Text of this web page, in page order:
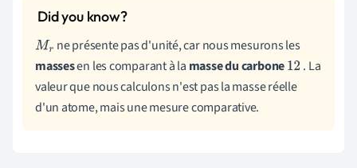
Mr ne présente pas d'unité, car nous mesurons les
massesen les comparant à la masse du carbone12 . La
valeur que nous calculons n'est pas la masse réelle
d'un atome, mais une mesure comparative.